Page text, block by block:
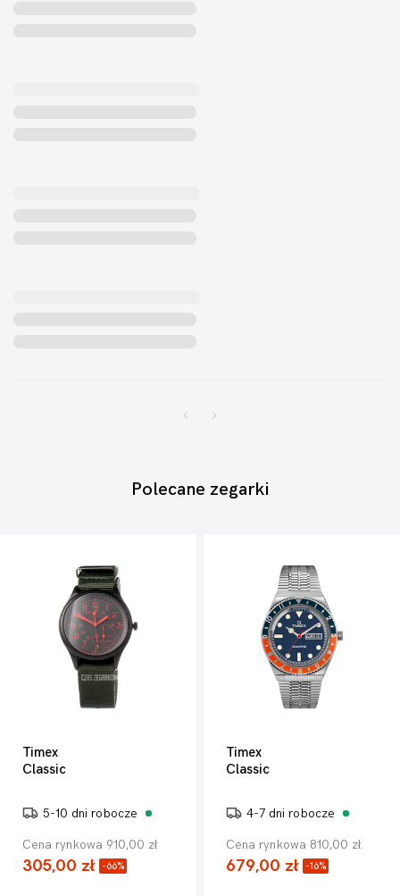
Polecane zegarki
Timex
Classic
5-10 dni robocze
Cena rynkowa 910,00 zł
305,00 zł -66%
Timex
Classic
4-7 dni robocze
Cena rynkowa 810,00 zł
679,00 zł -16%